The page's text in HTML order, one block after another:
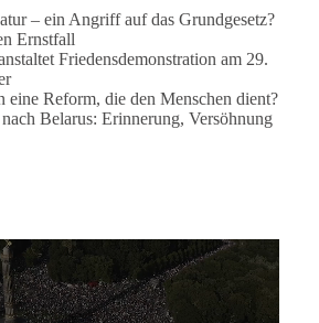
die auf drei
Verfahren
eine Politik, die Fluchtursachen
geopolitischer Machtspiele
zum Spielball politischer Interessen
– ein Angriff auf das Grundgesetz?
Ernstfall
Friedensdemonstration am 29.
eine Reform, die den Menschen dient?
Belarus: Erinnerung, Versöhnung